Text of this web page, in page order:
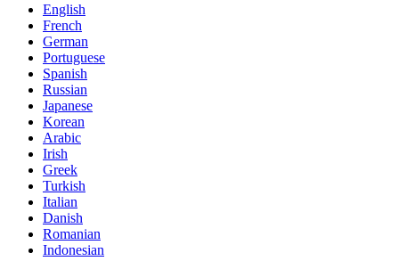
English
French
German
Portuguese
Spanish
Russian
Japanese
Korean
Arabic
Irish
Greek
Turkish
Italian
Danish
Romanian
Indonesian